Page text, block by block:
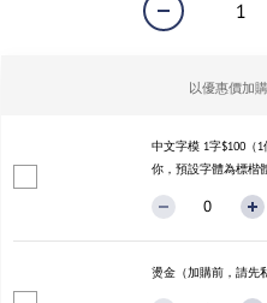
以優惠價加
中文字模 1字$100（
你，預設字體為標楷
燙金（加購前，請先